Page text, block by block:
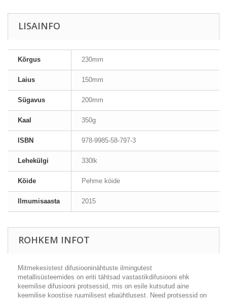
LISAINFO
Kõrgus 230mm
Laius 150mm
Sügavus 200mm
Kaal 350g
ISBN 978-9985-58-797-3
Lehekülgi 330lk
Köide Pehme köide
Ilmumisaasta 2015
ROHKEM INFOT
Mitmekesistest difusiooninähtuste ilmingutest
metallisüsteemides on eriti tähtsad vastastikdifusiooni ehk
keemilise difusiooni protsessid, mis on esile kutsutud aine
keemilise koostise ruumilisest ebaühtlusest. Need protsessid on